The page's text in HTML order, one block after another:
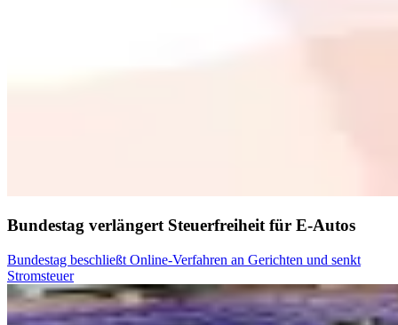
Bundestag verlängert Steuerfreiheit für E-Autos
Bundestag beschließt Online-Verfahren an Gerichten und senkt
Stromsteuer